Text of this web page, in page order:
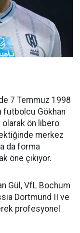
7 Temmuz 1998
futbolcu Gökhan
olarak ön libero
merkez
da forma
öne çıkıyor.
Gül, VfL Bochum
Dortmund II ve
profesyonel